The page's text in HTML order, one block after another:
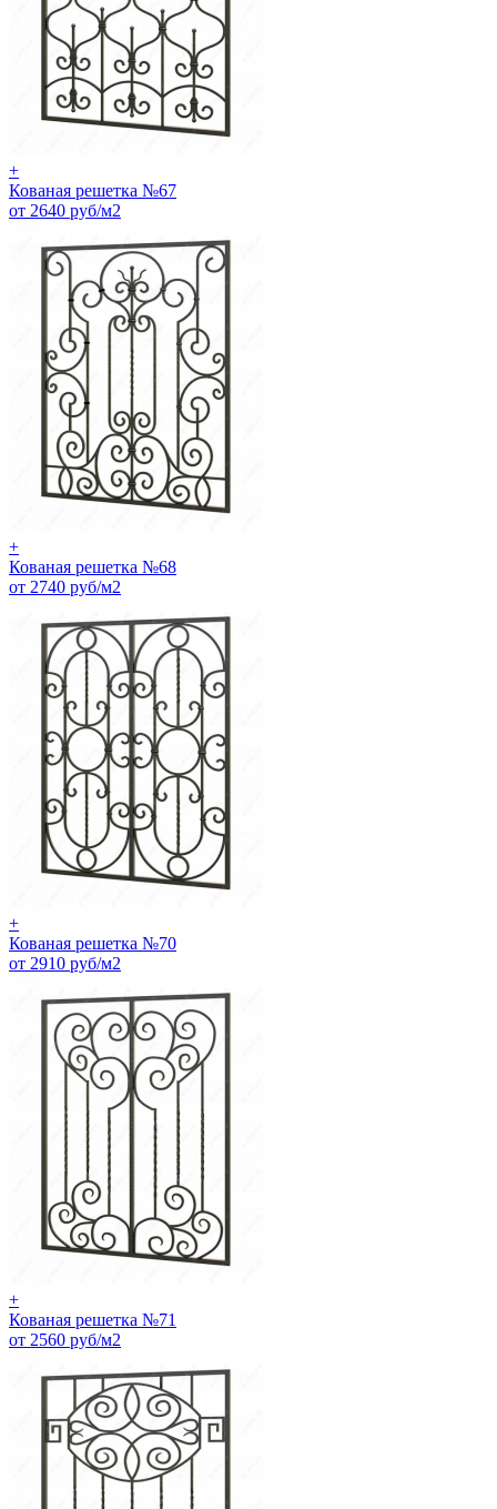
+
Кованая решетка №67
от 2640 руб/м2
+
Кованая решетка №68
от 2740 руб/м2
+
Кованая решетка №70
от 2910 руб/м2
+
Кованая решетка №71
от 2560 руб/м2